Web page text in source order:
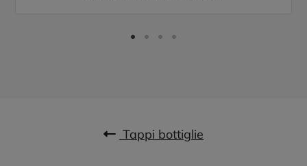
Tappi bottiglie